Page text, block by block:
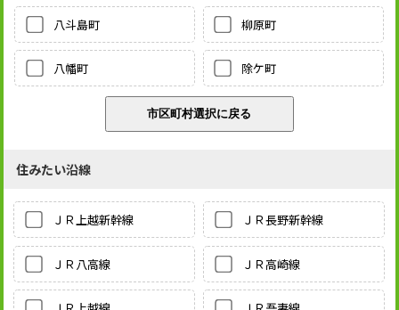
八斗島町 柳原町
八幡町 除ケ町
住みたい沿線
ＪＲ上越新幹線 ＪＲ長野新幹線
ＪＲ八高線 ＪＲ高崎線